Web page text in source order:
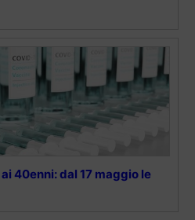
40enni: dal 17 maggio le